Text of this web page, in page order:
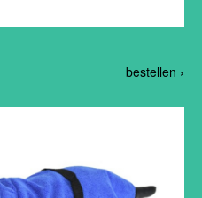
bestellen ›